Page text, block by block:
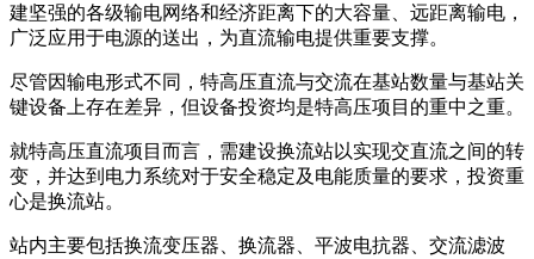
建坚强的各级输电网络和经济距离下的大容量、远距离输电，
广泛应用于电源的送出，为直流输电提供重要支撑。
尽管因输电形式不同，特高压直流与交流在基站数量与基站关
键设备上存在差异，但设备投资均是特高压项目的重中之重。
就特高压直流项目而言，需建设换流站以实现交直流之间的转
变，并达到电力系统对于安全稳定及电能质量的要求，投资重
心是换流站。
站内主要包括换流变压器、换流器、平波电抗器、交流滤波